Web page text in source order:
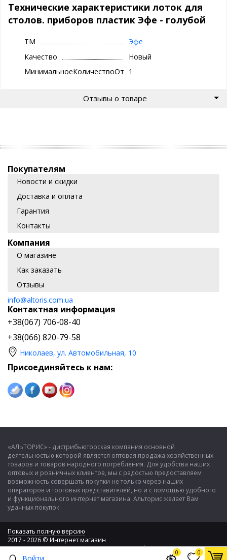
0
0
Технические характеристики лоток для
столов. приборов пластик Эфе - голубой
ТМ
Эфе
Качество
Новый
МинимальноеКоличествоОтгрузки
1
Отзывы о товаре
Покупателям
Новости и скидки
Доставка и оплата
Гарантия
Контакты
Компания
О магазине
Как заказать
Отзывы
info@altoris.com.ua
Контактная информация
+38(067) 706-08-40
+38(066) 820-79-58
Николаев, ул. Автомобильная, 10
Присоединяйтесь к нам:
«АЛЬТОРИС» - дистрибьюторская компания основной
деятельностью которой является оптовая продажа хозяйственных
товаров и товаров народного потребления. Для удобства наших
оптовых и розничных клиентов, мы с радостью предоставляем
возможность совершать покупки не только через наших
операторов и торговых представителей, но и с помощью удобного
и функционального интернет магазина. Альторис желает Вам
удачных покупок.
Показать полную версию
2017 - 2026 © Интернет магазин
ООО "Альторис" - хозяйственные товары и бытовая техника